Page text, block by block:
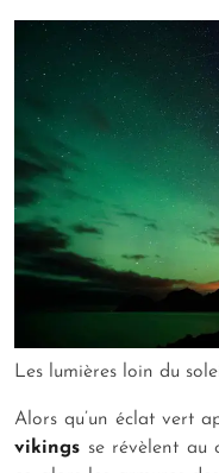
Les lumières loin du
Alors qu’un éclat vert
vikings se révèlent au